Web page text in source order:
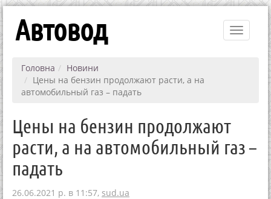
Toggle
Автовод
Головна
Новини
Цены на бензин продолжают расти, а на
автомобильный газ – падать
Цены на бензин продолжают
расти, а на автомобильный газ –
падать
26.06.2021 р. в 11:57, sud.ua